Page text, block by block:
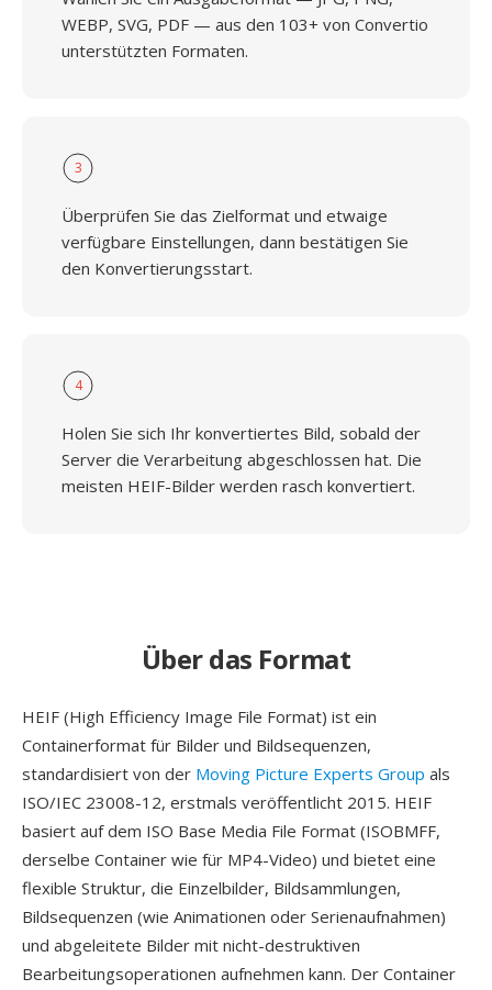
WEBP, SVG, PDF — aus den 103+ von Convertio
unterstützten Formaten.
3
Überprüfen Sie das Zielformat und etwaige
verfügbare Einstellungen, dann bestätigen Sie
den Konvertierungsstart.
4
Holen Sie sich Ihr konvertiertes Bild, sobald der
Server die Verarbeitung abgeschlossen hat. Die
meisten HEIF-Bilder werden rasch konvertiert.
Über das Format
HEIF (High Efficiency Image File Format) ist ein
Containerformat für Bilder und Bildsequenzen,
standardisiert von der Moving Picture Experts Group als
ISO/IEC 23008-12, erstmals veröffentlicht 2015. HEIF
basiert auf dem ISO Base Media File Format (ISOBMFF,
derselbe Container wie für MP4-Video) und bietet eine
flexible Struktur, die Einzelbilder, Bildsammlungen,
Bildsequenzen (wie Animationen oder Serienaufnahmen)
und abgeleitete Bilder mit nicht-destruktiven
Bearbeitungsoperationen aufnehmen kann. Der Container